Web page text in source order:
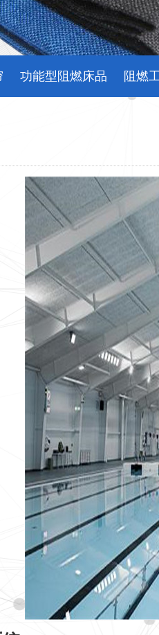
功能型阻燃床品 阻燃